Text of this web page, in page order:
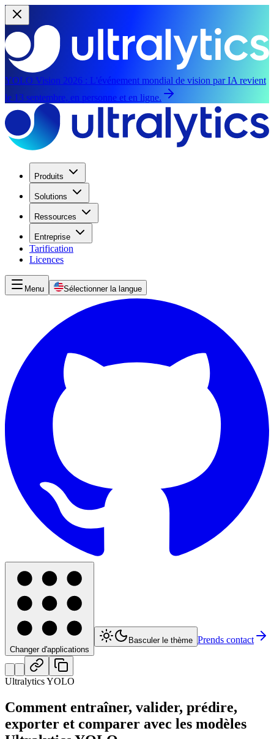
YOLO Vision 2026 : L'événement mondial de vision par IA revient
le 13 septembre, en personne et en ligne.
Produits
Solutions
Ressources
Entreprise
Tarification
Licences
Menu Sélectionner la langue
Changer d'applications
Basculer le thème Prends contact
Ultralytics YOLO
Comment entraîner, valider, prédire,
exporter et comparer avec les modèles